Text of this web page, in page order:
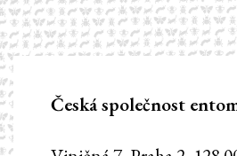
příspěvek
Česká společnost